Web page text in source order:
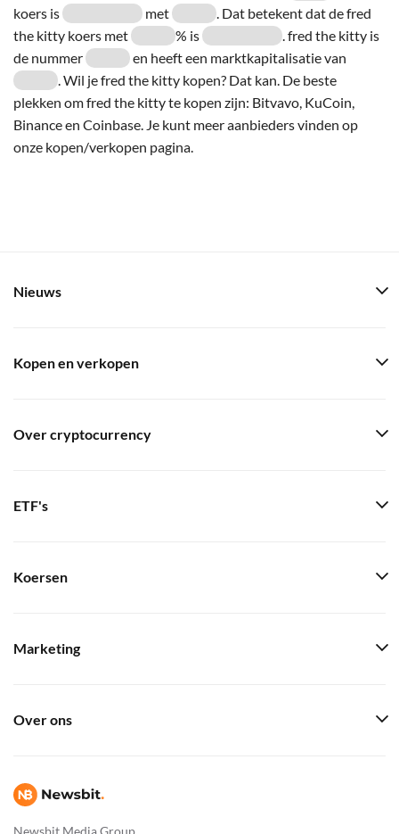
koers is
met
. Dat betekent dat de fred
the kitty koers met
% is
. fred the kitty is
de nummer
en heeft een marktkapitalisatie van
. Wil je fred the kitty kopen? Dat kan. De beste
plekken om fred the kitty te kopen zijn: Bitvavo, KuCoin,
Binance en Coinbase. Je kunt meer aanbieders vinden op
onze kopen/verkopen pagina.
Newsbit Media Group
Nieuws
Kopen en verkopen
Over cryptocurrency
ETF's
Koersen
Marketing
Over ons